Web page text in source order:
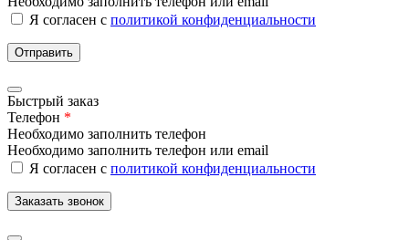
Я согласен с политикой конфиденциальности
Отправить
Быстрый заказ
Телефон *
Необходимо заполнить телефон
Необходимо заполнить телефон или email
Я согласен с политикой конфиденциальности
Заказать звонок